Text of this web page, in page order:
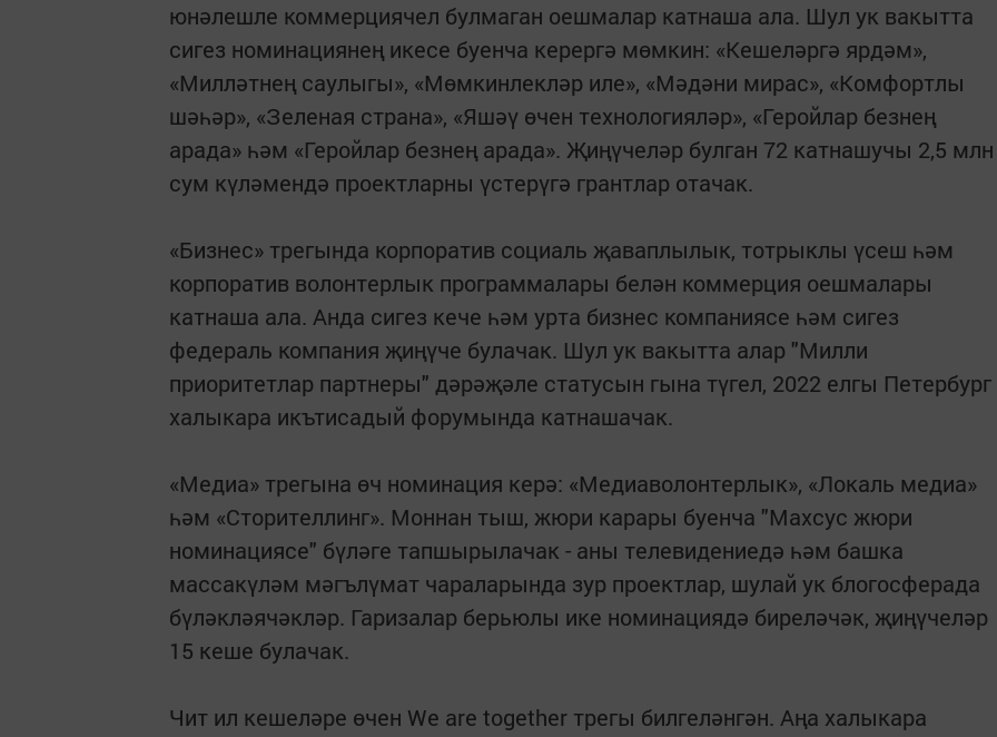
юнәлешле коммерциячел булмаган оешмалар катнаша ала. Шул ук вакытта
сигез номинациянең икесе буенча керергә мөмкин: «Кешеләргә ярдәм»,
«Милләтнең саулыгы», «Мөмкинлекләр иле», «Мәдәни мирас», «Комфортлы
шәһәр», «Зеленая страна», «Яшәү өчен технологияләр», «Геройлар безнең
арада» һәм «Геройлар безнең арада». Җиңүчеләр булган 72 катнашучы 2,5 млн
сум күләмендә проектларны үстерүгә грантлар отачак.
«Бизнес» трегында корпоратив социаль җаваплылык, тотрыклы үсеш һәм
корпоратив волонтерлык программалары белән коммерция оешмалары
катнаша ала. Анда сигез кече һәм урта бизнес компаниясе һәм сигез
федераль компания җиңүче булачак. Шул ук вакытта алар "Милли
приоритетлар партнеры" дәрәҗәле статусын гына түгел, 2022 елгы Петербург
халыкара икътисадый форумында катнашачак.
«Медиа» трегына өч номинация керә: «Медиаволонтерлык», «Локаль медиа»
һәм «Сторителлинг». Моннан тыш, жюри карары буенча "Махсус жюри
номинациясе" бүләге тапшырылачак - аны телевидениедә һәм башка
массакүләм мәгълүмат чараларында зур проектлар, шулай ук блогосферада
бүләкләячәкләр. Гаризалар берьюлы ике номинациядә биреләчәк, җиңүчеләр
15 кеше булачак.
Чит ил кешеләре өчен We are together трегы билгеләнгән. Аңа халыкара